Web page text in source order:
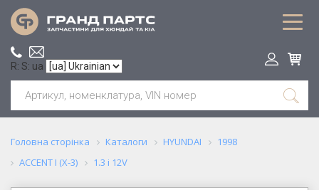
R: S: ua
Головна сторінка Каталоги HYUNDAI
1998
ACCENT I (X-3)
1.3 i 12V